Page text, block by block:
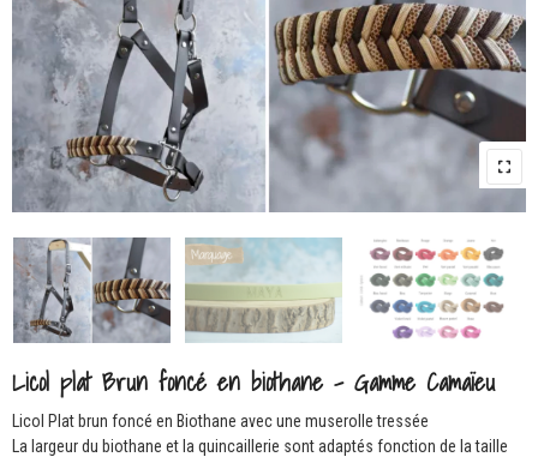
Licol plat Brun foncé en biothane – Gamme Camaïeu
Licol Plat brun foncé en Biothane avec une muserolle tressée
La largeur du biothane et la quincaillerie sont adaptés fonction de la taille